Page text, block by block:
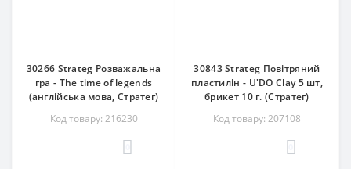
30266 Strateg Розважальна
гра - The time of legends
(англійська мова, Стратег)
Код товару: 216230
30843 Strateg Повітряний
пластилін - U'DO Clay 5 шт,
брикет 10 г. (Стратег)
Код товару: 207108